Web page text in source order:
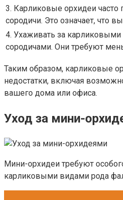
3. Карликовые орхидеи часто
сородичи. Это означает, что
4. Ухаживать за
сородичами. Они требуют
Таким образом, карликовые
недостатки, включая
вашего дома или офиса.
Уход за мини-
Мини-орхидеи требуют
карликовыми видами рода